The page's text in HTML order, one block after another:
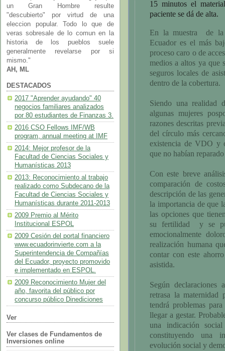
un Gran Hombre resulte
"descubierto" por virtud de una
eleccion popular. Todo lo que de
veras sobresale de lo comun en la
historia de los pueblos suele
generalmente revelarse por si
mismo."
AH, ML
DESTACADOS
2017 "Aprender ayudando" 40
negocios familiares analizados
por 80 estudiantes de Finanzas 3.
2016 CSO Fellows IMF/WB
program, annual meeting at IMF
2014: Mejor profesor de la
Facultad de Ciencias Sociales y
Humanísticas 2013
2013: Reconocimiento al trabajo
realizado como Subdecano de la
Facultad de Ciencias Sociales y
Humanísticas durante 2011-2013
2009 Premio al Mérito
Institucional ESPOL
2009 Cesión del portal financiero
www.ecuadorinvierte.com a la
Superintendencia de Compañías
del Ecuador, proyecto promovido
e implementado en ESPOL.
2009 Reconocimiento Mujer del
año, favorita del público por
concurso público Dinediciones
Ver
Ver clases de Fundamentos de
Inversiones online
15 minutos el
paciente se dá de alta.
En la muestra de la
Ecuador es el más
proceso caro o de
medios a altos ya que
seguros locales de
dentro de la cobertura.
Siendo una realidad
algunas mujeres
razones descritas
del círculo más
existencia de VDO y
que no habían
Con este breve
comparación de
descripción de las
la importancia de que
las opciones que
su fertilidad y se
emocionalmente
realización humana
contar con este
asistida.
Según
retrasa la
tendrá problemas
llegar a gestar.
una indicación
constituyendo una
evolución social y